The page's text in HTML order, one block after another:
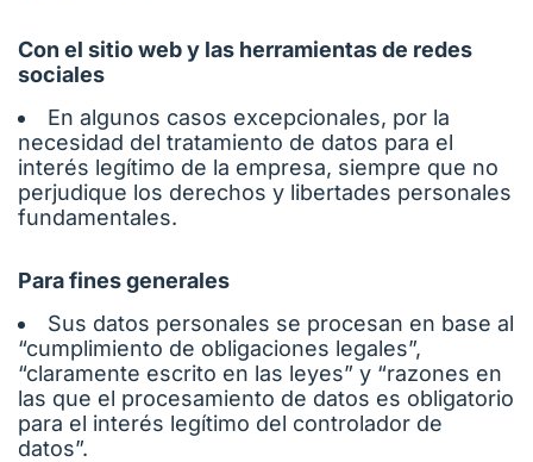
Con el sitio web y las herramientas de redes
sociales
En algunos casos excepcionales, por la
necesidad del tratamiento de datos para el
interés legítimo de la empresa, siempre que no
perjudique los derechos y libertades personales
fundamentales.
Para fines generales
Sus datos personales se procesan en base al
“cumplimiento de obligaciones legales”,
“claramente escrito en las leyes” y “razones en
las que el procesamiento de datos es obligatorio
para el interés legítimo del controlador de
datos”.